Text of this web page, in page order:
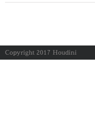
Copyright 2017 Houdini